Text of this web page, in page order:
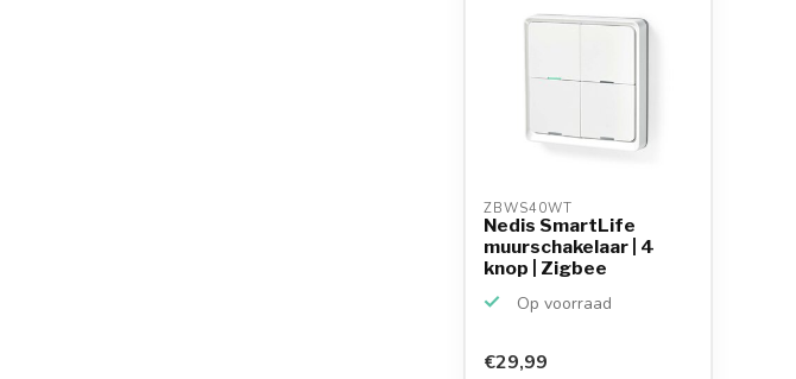
ZBWS40WT
Nedis SmartLife
muurschakelaar | 4
knop | Zigbee
Op voorraad
€29,99